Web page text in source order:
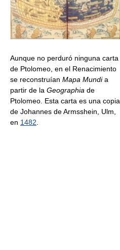
Aunque no perduró ninguna carta
de Ptolomeo, en el Renacimiento
se reconstruían Mapa Mundia
partir de la Geographia de
Ptolomeo. Esta carta es una copia
de Johannes de Armsshein, Ulm,
en 1482